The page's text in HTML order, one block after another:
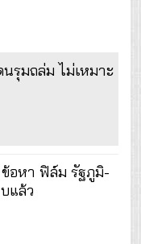
รุมถล่ม ไม่เหมาะ
ข้อหา ฟิล์ม รัฐภูมิ-
แล้ว